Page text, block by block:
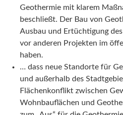
Geothermie mit klarem
beschließt. Der Bau von
Ausbau und Ertüchtigung
vor anderen Projekten im
haben.
… dass neue Standorte für
und außerhalb des
Flächenkonflikt zwischen
Wohnbauflächen und